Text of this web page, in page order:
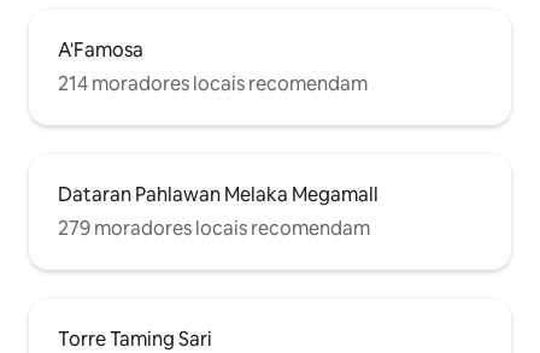
A'Famosa
214 moradores locais recomendam
Dataran Pahlawan Melaka Megamall
279 moradores locais recomendam
Torre Taming Sari